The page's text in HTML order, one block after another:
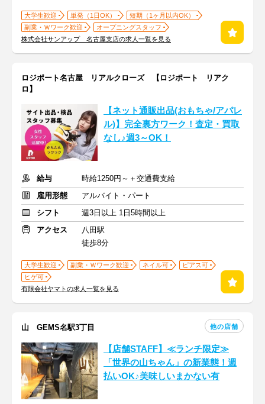
大学生歓迎 単発（1日OK）
短期（1ヶ月以内OK）
副業・Ｗワーク歓迎
オープニングスタッフ
株式会社サンアップ 名古屋支店の求人一覧を見る
ロジポート名古屋 リアルクローズ 【ロジポート リアク
ロ】
【ネット通販出品(おもちゃ/アパレ
ル)】完全裏方ワーク！査定・買取
なし♪週3～OK！
給与
時給1250円～＋交通費支給
雇用形態
アルバイト・パート
シフト
週3日以上 1日5時間以上
アクセス
八田駅
徒歩8分
大学生歓迎 副業・Ｗワーク歓迎 ネイル可
ピアス可
ヒゲ可
有限会社ヤマトの求人一覧を見る
山 GEMS名駅3丁目 他の店舗
【店舗STAFF】≪ランチ限定≫
「世界の山ちゃん」の新業態！週
払いOK♪美味しいまかない有